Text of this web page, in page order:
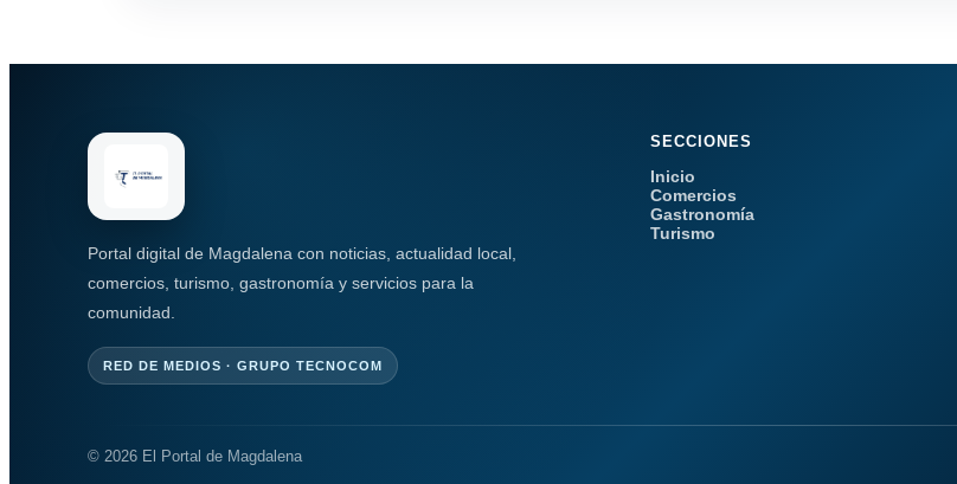
Portal digital de Magdalena con noticias, actualidad local,
comercios, turismo, gastronomía y servicios para la
comunidad.
RED DE MEDIOS · GRUPO TECNOCOM
SECCIONES
Inicio
Comercios
Gastronomía
Turismo
© 2026 El Portal de Magdalena